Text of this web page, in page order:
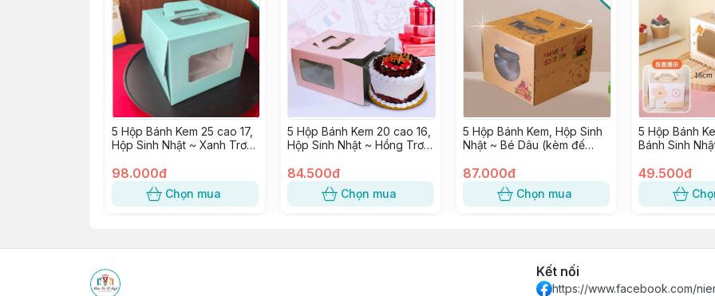
5 Hộp Bánh Kem 25 cao 17,
Hộp Sinh Nhật ~ Xanh Trơn
98.000đ
Chọn mua
5 Hộp Bánh Kem 20 cao 16,
Hộp Sinh Nhật ~ Hồng Trơn
84.500đ
Chọn mua
5 Hộp Bánh Kem, Hộp Sinh
Nhật ~ Bé Dâu (kèm đế
87.000đ
Chọn mua
5 Hộp Bánh
Bánh Sinh
49.500đ
Kết nối
https://www.facebook.com/